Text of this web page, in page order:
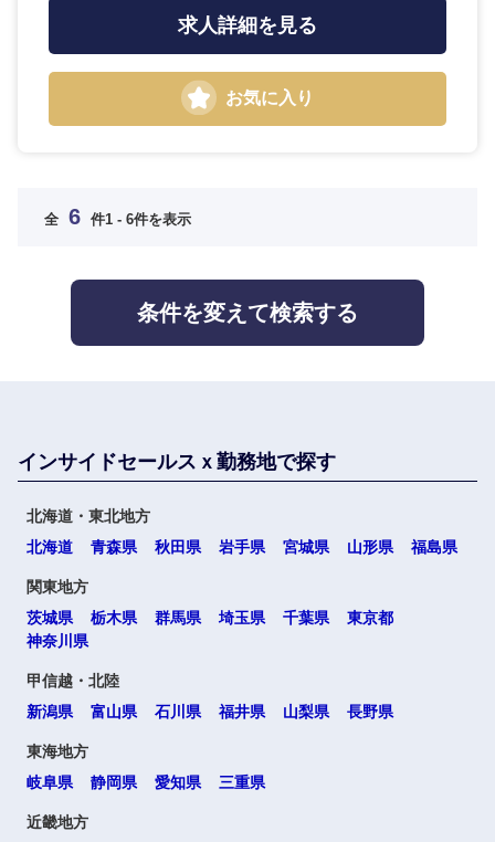
求人詳細を見る
お気に入り
全 6 件1 - 6件を表示
条件を変えて検索する
インサイドセールスｘ勤務地で探す
北海道・東北地方
北海道
青森県 秋田県 岩手県 宮城県 山形県 福島県
関東地方
茨城県
栃木県 群馬県 埼玉県 千葉県
東京都
神奈川県
甲信越・北陸
新潟県
富山県 石川県 福井県 山梨県 長野県
東海地方
岐阜県
静岡県 愛知県 三重県
近畿地方